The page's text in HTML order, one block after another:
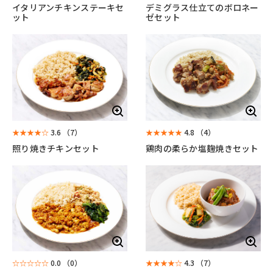
イタリアンチキンステーキセ
ット
デミグラス仕立てのボロネー
ゼセット
★★★★☆3.6 （7）
照り焼きチキンセット
★★★★★4.8 （4）
鶏肉の柔らか塩麹焼きセット
☆☆☆☆☆0.0 （0） ★★★★☆4.3 （7）